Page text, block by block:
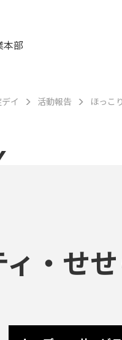
本部
イ 活動報告 ほっこ
ィ・せ